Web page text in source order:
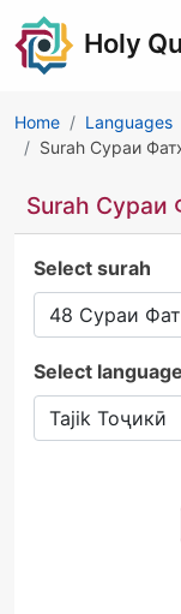
Holy
Home Languages
Surah Сураи
Surah Сураи
Select surah
Select language